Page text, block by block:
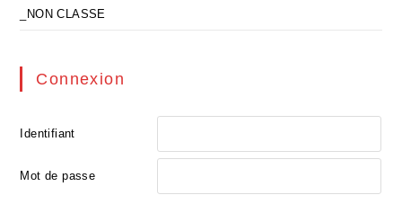
_NON CLASSE
Connexion
Identifiant
Mot de passe